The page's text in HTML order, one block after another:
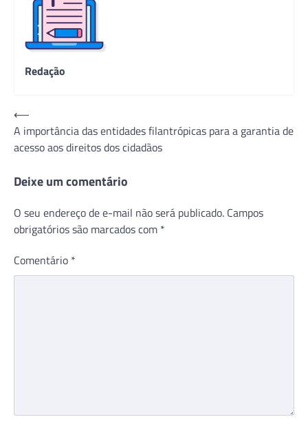
Redação
Navegação
de
Post
⟵
A importância das entidades filantrópicas para a garantia de
acesso aos direitos dos cidadãos
Deixe um comentário
O seu endereço de e-mail não será publicado. Campos
obrigatórios são marcados com *
Comentário *